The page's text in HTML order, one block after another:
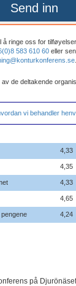
Send inn
å ringe oss for
583 610 60 eller
.
de deltakende
vi behandler
4,33
4,35
4,33
4,65
4,24
på